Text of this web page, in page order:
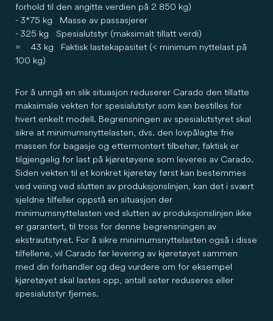
forhold til den angitte verdien på 2 850 kg)
- 3*75 kg Masse av passasjerer
- 325 kg Spesialutstyr (maksimalt tillatt verdi)
= 43 kg Faktisk lastekapasitet (< minimum nyttelast på
100 kg)
For å unngå en slik situasjon reduserer Carado den tillatte
maksimale vekten for spesialutstyr som kan bestilles for
hvert enkelt modell. Begrensningen av spesialutstyret skal
sikre at minimumsnyttelasten, dvs. den lovpålagte frie
massen for bagasje og ettermontert tilbehør, faktisk er
tilgjengelig for last på kjøretøyene som leveres av Carado.
Siden vekten til et konkret kjøretøy først kan bestemmes
ved veiing ved slutten av produksjonslinjen, kan det i svært
sjeldne tilfeller oppstå en situasjon der
minimumsnyttelasten ved slutten av produksjonslinjen ikke
er garantert, til tross for denne begrensningen av
ekstrautstyret. For å sikre minimumsnyttelasten også i disse
tilfellene, vil Carado før levering av kjøretøyet sammen
med din forhandler og deg vurdere om for eksempel
kjøretøyet skal lastes opp, antall seter reduseres eller
spesialutstyr fjernes.